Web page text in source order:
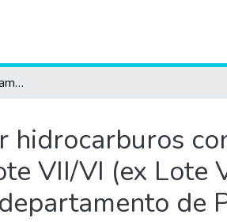
Identificación de pasivo ambiental del subsector hidrocarburos con código de Ficha OEFA F01542, ubicado en el Lote VII/VI (ex Lote VI), en el distrito de Lobitos de la provincia Talara del departamento de Piura
hidrocarburos
VII/VI (ex Lote
de